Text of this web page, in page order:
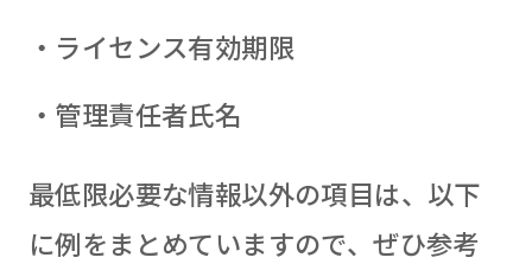
・ライセンス有効期限
・管理責任者氏名
最低限必要な情報以外の項目は、以下
に例をまとめていますので、ぜひ参考